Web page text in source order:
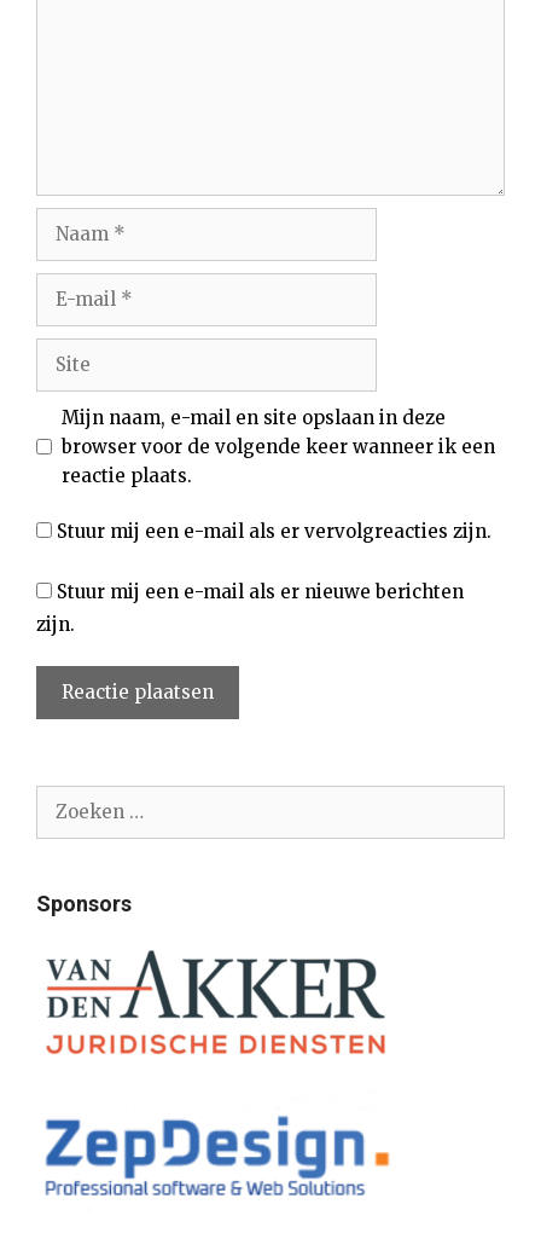
Naam
Site
Mijn naam, e-mail en site opslaan in deze
browser voor de volgende keer wanneer ik een
reactie plaats.
Stuur mij een e-mail als er vervolgreacties zijn.
Stuur mij een e-mail als er nieuwe berichten
zijn.
naar:
Sponsors